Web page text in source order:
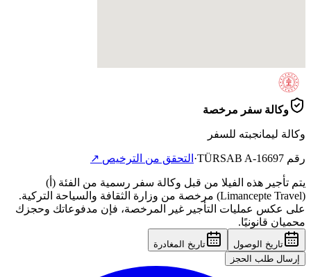
وكالة سفر مرخصة
وكالة ليمانجبته للسفر
رقم TÜRSAB A-16697
· التحقق من الترخيص ↗
يتم تأجير هذه الفيلا من قبل وكالة سفر رسمية من الفئة (أ)
(Limancepte Travel) مرخصة من وزارة الثقافة والسياحة التركية.
على عكس عمليات التأجير غير المرخصة، فإن مدفوعاتك وحجزك
محميان قانونيًا.
تاريخ الوصول
تاريخ المغادرة
إرسال طلب الحجز